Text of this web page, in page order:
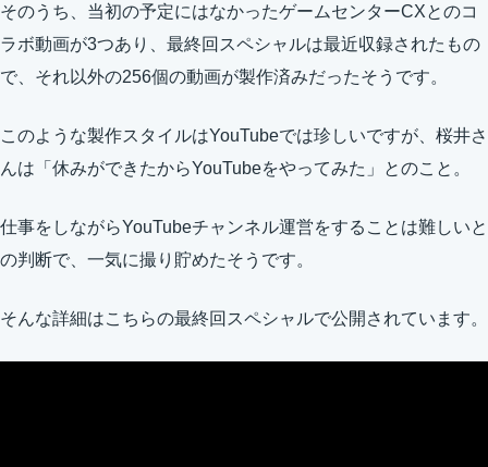
そのうち、当初の予定にはなかったゲームセンターCXとのコ
ラボ動画が3つあり、最終回スペシャルは最近収録されたもの
で、それ以外の256個の動画が製作済みだったそうです。
このような製作スタイルはYouTubeでは珍しいですが、桜井さ
んは「休みができたからYouTubeをやってみた」とのこと。
仕事をしながらYouTubeチャンネル運営をすることは難しいと
の判断で、一気に撮り貯めたそうです。
そんな詳細はこちらの最終回スペシャルで公開されています。